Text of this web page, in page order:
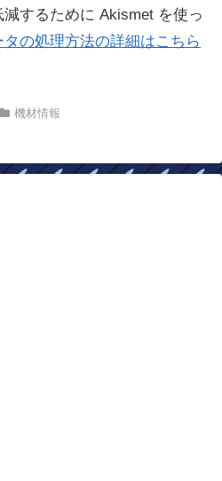
するために Akismet を使っ
タの処理方法の詳細はこちら
機材情報